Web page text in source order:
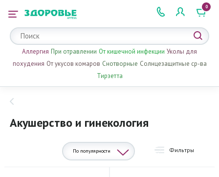
2 505 505
0
Аллергия При отравлении От кишечной инфекции Уколы для
похудения От укусов комаров Снотворные Солнцезащитные ср-ва
Тирзетта
Акушерство и гинекология
По популярности Фильтры